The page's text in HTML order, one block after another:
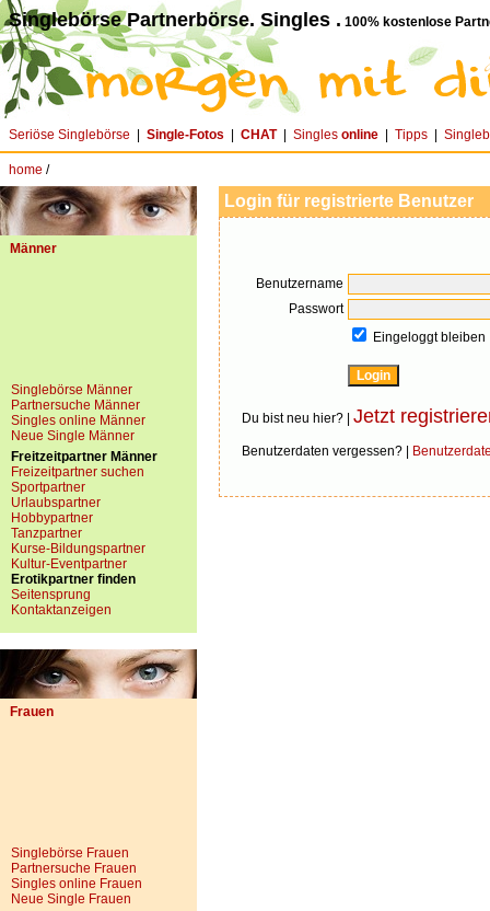
Singlebörse Partnerbörse. Singles . 100% kostenlose
Seriöse Singlebörse Single-Fotos CHAT| Singles online Tipps
home /
Männer
Singlebörse Männer
Partnersuche Männer
Singles online Männer
Neue Single Männer
Freitzeitpartner Männer
Freizeitpartner suchen
Sportpartner
Urlaubspartner
Hobbypartner
Tanzpartner
Kurse-Bildungspartner
Kultur-Eventpartner
Erotikpartner finden
Seitensprung
Kontaktanzeigen
Frauen
Singlebörse Frauen
Partnersuche Frauen
Singles online Frauen
Neue Single Frauen
Login für registrierte Benutzer
Benutzername
Passwort
Eingeloggt bleiben
Du bist neu hier? | Jetzt
Benutzerdaten vergessen? |